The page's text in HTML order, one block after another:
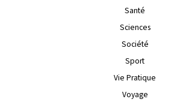
Santé
Sciences
Société
Sport
Vie Pratique
Voyage